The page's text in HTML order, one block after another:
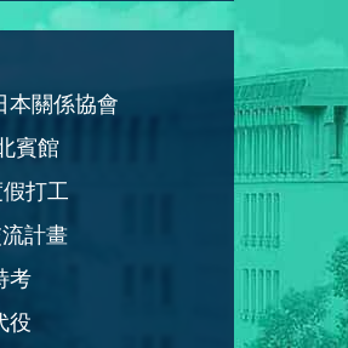
本關係協會
賓館
打工
計畫
考
役